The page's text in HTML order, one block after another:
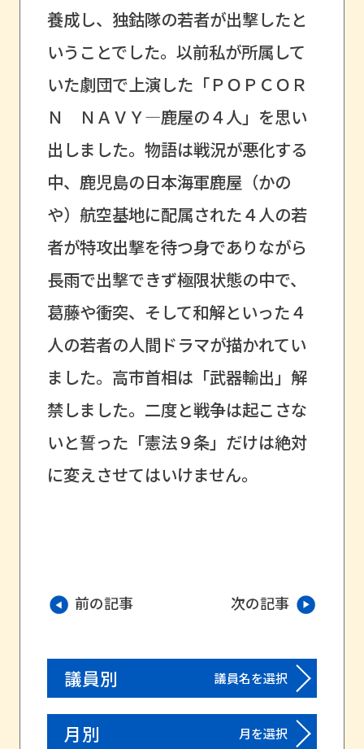
養成し、独鈷隊の若者が出撃したと
いうことでした。以前私が所属して
いた劇団で上演した「ＰＯＰＣＯＲ
Ｎ ＮＡＶＹ―鹿屋の４人」を思い
出しました。物語は戦況が悪化する
中、鹿児島の日本海軍鹿屋（かの
や）航空基地に配属された４人の若
者が特攻出撃を待つ身でありながら
長雨で出撃できず極限状態の中で、
葛藤や衝突、そして和解といった４
人の若者の人間ドラマが描かれてい
ました。高市首相は「武器輸出」解
禁しました。二度と戦争は起こさな
いと誓った「憲法９条」だけは絶対
に変えさせてはいけません。
前の記事 次の記事
議員別 議員名を選択
月別 月を選択